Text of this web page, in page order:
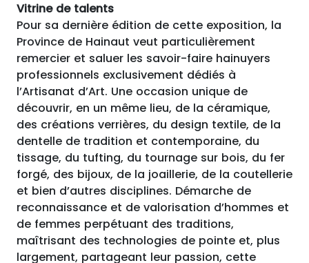
Vitrine de talents
Pour sa dernière édition de cette exposition, la
Province de Hainaut veut particulièrement
remercier et saluer les savoir-faire hainuyers
professionnels exclusivement dédiés à
l’Artisanat d’Art. Une occasion unique de
découvrir, en un même lieu, de la céramique,
des créations verrières, du design textile, de la
dentelle de tradition et contemporaine, du
tissage, du tufting, du tournage sur bois, du fer
forgé, des bijoux, de la joaillerie, de la coutellerie
et bien d’autres disciplines. Démarche de
reconnaissance et de valorisation d’hommes et
de femmes perpétuant des traditions,
maîtrisant des technologies de pointe et, plus
largement, partageant leur passion, cette